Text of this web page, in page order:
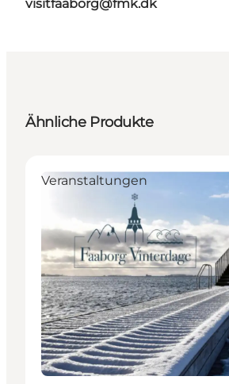
visitfaaborg@fmk.dk
Ähnliche Produkte
Veranstaltungen